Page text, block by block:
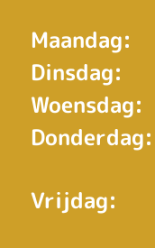
Maandag:
Dinsdag:
Woensdag:
Donderdag:
Vrijdag: